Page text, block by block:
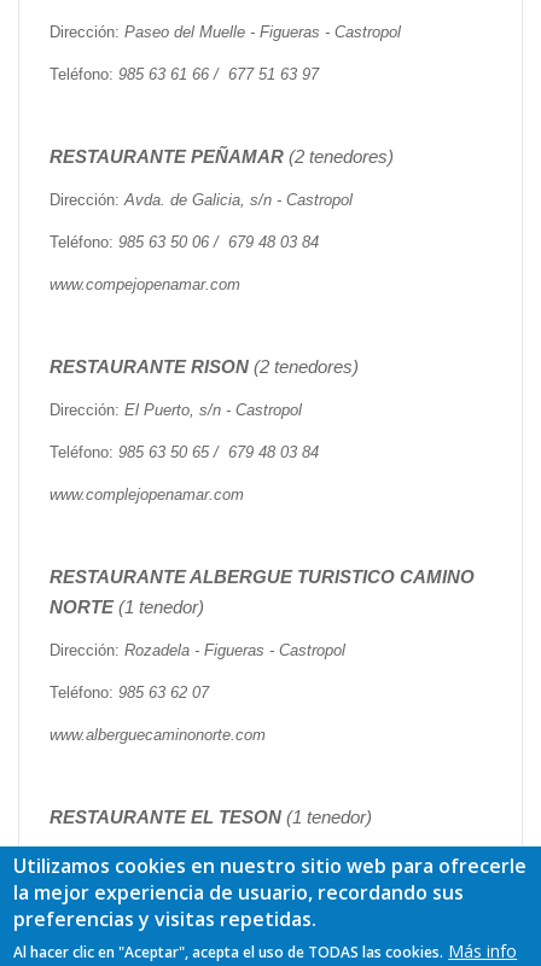
Dirección: Paseo del Muelle - Figueras - Castropol
Teléfono: 985 63 61 66 / 677 51 63 97
RESTAURANTE PEÑAMAR (2 tenedores)
Dirección: Avda. de Galicia, s/n - Castropol
Teléfono: 985 63 50 06 / 679 48 03 84
www.compejopenamar.com
RESTAURANTE RISON (2 tenedores)
Dirección: El Puerto, s/n - Castropol
Teléfono: 985 63 50 65 / 679 48 03 84
www.complejopenamar.com
RESTAURANTE ALBERGUE TURISTICO CAMINO
NORTE(1 tenedor)
Dirección: Rozadela - Figueras - Castropol
Teléfono: 985 63 62 07
www.alberguecaminonorte.com
RESTAURANTE EL TESON (1 tenedor)
Dirección:El Muelle - Figueras - Castropol
Teléfono:623 31 52 79
Utilizamos cookies en nuestro sitio web para ofrecerle
la mejor experiencia de usuario, recordando sus
preferencias y visitas repetidas.
Al hacer clic en "Aceptar", acepta el uso de TODAS las cookies. Más info